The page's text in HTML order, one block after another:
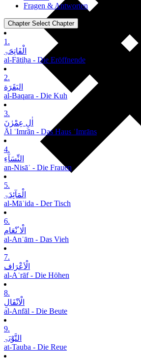
Fragen & Antworten
Chapter Select Chapter
1.
الْفَاتِحَۃِ
al-Fātiḥa - Die Eröffnende
2.
البَقَرَة
al-Baqara - Die Kuh
3.
اٰلِ عِمْرٰنَ
Āl ʿImrān - Das Haus ʿImrāns
4.
النِّسَآءِ
an-Nisāʾ - Die Frauen
5.
الْمَآئِدَۃِ
al-Māʾida - Der Tisch
6.
الْاٴنْعَام
al-Anʿām - Das Vieh
7.
الْاَعْرَاف
al-Aʿrāf - Die Höhen
8.
الْاَنْفَالِ
al-Anfāl - Die Beute
9.
التَّوْبَۃِ
at-Tauba - Die Reue